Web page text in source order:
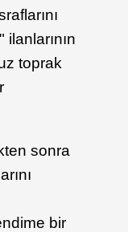
ilanlarının
toprak
sonra
bir